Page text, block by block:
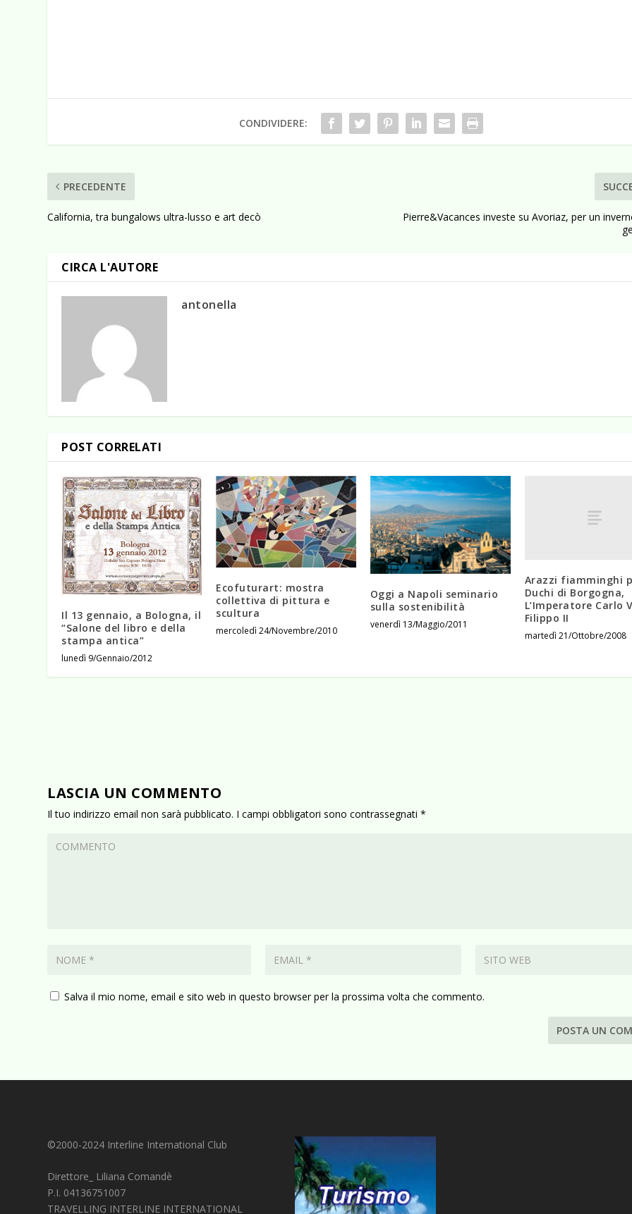
CONDIVIDERE:
PRECEDENTE
California, tra bungalows ultra-lusso e art decò
Pierre&Vacances investe su Avoriaz, per un
CIRCA L'AUTORE
antonella
POST CORRELATI
Il 13 gennaio, a Bologna, il
“Salone del libro e della
stampa antica”
lunedì 9/Gennaio/2012
Ecofuturart: mostra
collettiva di pittura e
scultura
mercoledì 24/Novembre/2010
Oggi a Napoli seminario
sulla sostenibilità
venerdì 13/Maggio/2011
Arazzi fiamminghi
Duchi di Borgogna,
L’Imperatore Carlo
Filippo II
martedì 21/Ottobre/2008
LASCIA UN COMMENTO
Il tuo indirizzo email non sarà pubblicato. I campi obbligatori sono contrassegnati*
Salva il mio nome, email e sito web in questo browser per la prossima volta che commento.
©2000-2024 Interline International Club
Direttore_ Liliana Comandè
P.I. 04136751007
TRAVELLING INTERLINE INTERNATIONAL